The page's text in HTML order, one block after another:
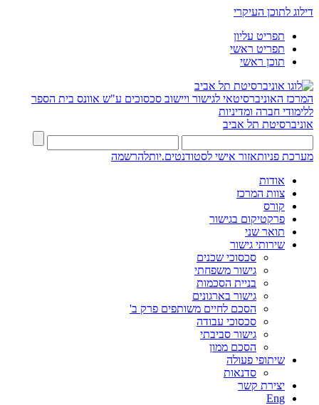
דילוג לתוכן העיקרי
תפריט עליון
תפריט ראשי
תוכן ראשי
המרכז האוניברסיטאי לגישור ויישוב סכסוכים ע"ש אוונס בית הספר
ללימודי חברה ומדיניות
אוניברסיטת תל אביב
מערכת פניותאזור אישי לסטודנטים.יותלהרשמה
אודות
צוות המרכז
קורס
פרקטיקום בגישור
תואר שני
שירותי גישור
סכסוכי שכנים
גישור משפחתי
בניית הסכמות
גישור בארגונים
הסכם לחיים משותפים פרק ב'
סכסוכי עבודה
גישור סביבתי
הסכם ממון
שיתופי פעולה
סדנאות
יצירת קשר
Eng